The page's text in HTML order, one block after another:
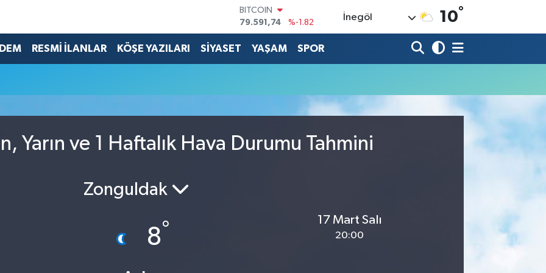
BITCOIN
79.591,74
%-1.82
DOLAR
45,43620
%0.02
%0.18
14.598,00
%0
İnegöl 10°
RESMİ İLANLAR KÖŞE YAZILARI SİYASET YAŞAM SPOR
Yarın ve 1 Haftalık Hava Durumu Tahmini
Zonguldak
8°
17 Mart Salı
20:00